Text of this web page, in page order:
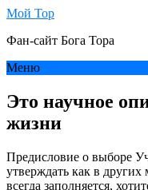
Мой Тор
Фан-сайт Бога Тора
Меню
Это научное
жизни
Предисловие о выборе
утверждать как в
всегда заполняется,